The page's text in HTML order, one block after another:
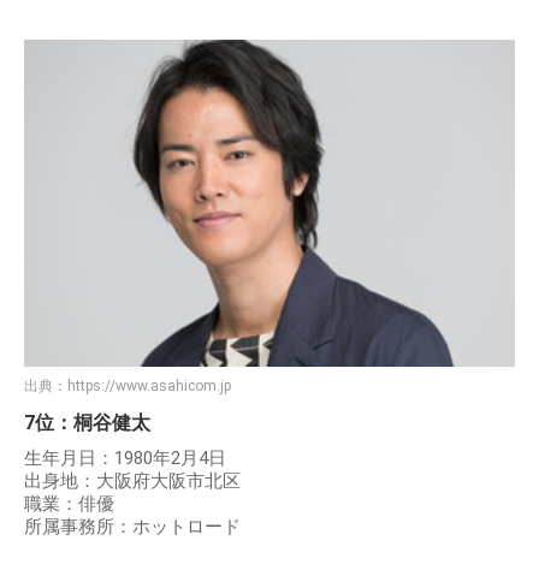
出典： https://www.asahicom.jp
7位：桐谷健太
生年月日：1980年2月4日
出身地：大阪府大阪市北区
職業：俳優
所属事務所：ホットロード